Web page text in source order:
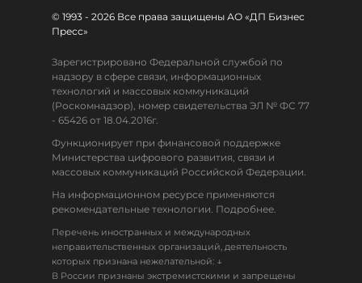
© 1993 - 2026 Все права защищены АО «ДП Бизнес
Пресс»
Зарегистрировано Федеральной службой по
надзору в сфере связи, информационных
технологий и массовых коммуникаций
(Роскомнадзор), номер свидетельства ЭЛ № ФС 77
- 65426 от 18.04.2016г.
Функционирует при финансовой поддержке
Министерства цифрового развития, связи и
массовых коммуникаций Российской Федерации.
На информационном ресурсе применяются
рекомендательные технологии. Подробнее.
Перечень иностранных и международных
неправительственных организаций, деятельность
которых признана нежелательной: ↓
В России признаны экстремистскими и запрещены